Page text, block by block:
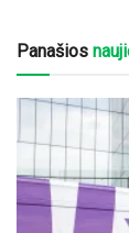
Panašios